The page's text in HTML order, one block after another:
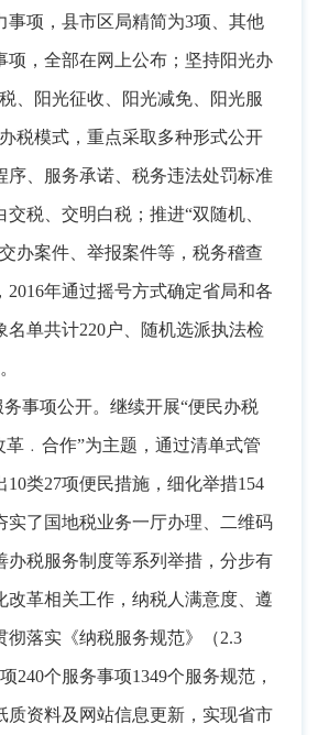
事项 ， 县市区局精简为3项、其他
项，全部在网上公布 ； 坚持阳光办
、阳光征收、阳光减免、阳光服
税模式 ， 重点采取多种形式公开
序、服务承诺、税务违法处罚标准
交税、交明白税 ； 推进“双随机、
办案件、举报案件等 ， 税务稽查
2016年通过摇号方式确定省局和各
名单共计220户、随机选派执法检
。
务事项公开。 继续开展“便民办税
革﹒合作”为主题 ， 通过清单式管
10类27项便民措施 ， 细化举措154
实了国地税业务一厅办理、二维码
办税服务制度等系列举措 ， 分步有
改革相关工作，纳税人满意度、遵
彻落实《纳税服务规范》（2.3
240个服务事项1349个服务规范 ，
质资料及网站信息更新，实现省市